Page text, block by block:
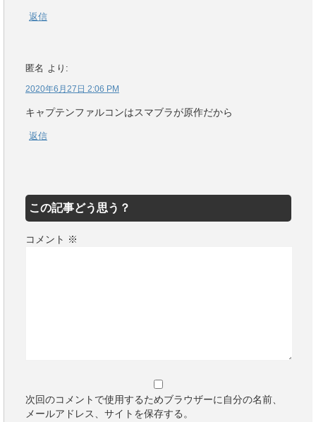
返信
匿名 より:
2020年6月27日 2:06 PM
キャプテンファルコンはスマブラが原作だから
返信
この記事どう思う？
コメント ※
次回のコメントで使用するためブラウザーに自分の名前、
メールアドレス、サイトを保存する。